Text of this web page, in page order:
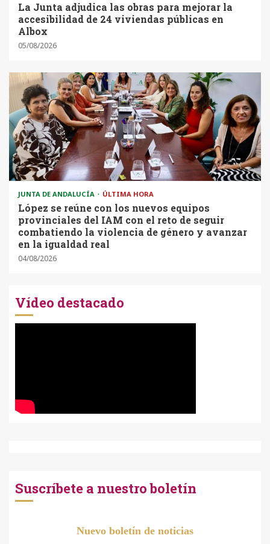
La Junta adjudica las obras para mejorar la
accesibilidad de 24 viviendas públicas en
Albox
05/08/2026
JUNTA DE ANDALUCÍA ÚLTIMA HORA
López se reúne con los nuevos equipos
provinciales del IAM con el reto de seguir
combatiendo la violencia de género y avanzar
en la igualdad real
04/08/2026
Vídeo destacado
Suscríbete a nuestro boletín
Nuevo boletín de noticias